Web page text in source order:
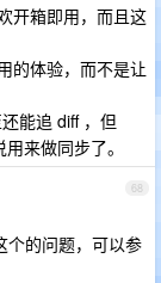
开箱即用，而且这
的体验，而不是让
能追 diff ，但
来做同步了。
68
个的问题，可以参